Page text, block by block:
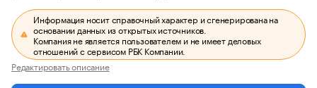
Информация носит справочный характер и сгенерирована на
основании данных из открытых источников.
Компания не является пользователем и не имеет деловых
отношений с сервисом РБК Компании.
Редактировать описание